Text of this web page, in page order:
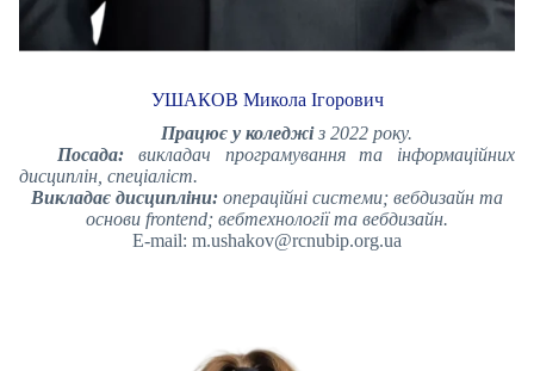
УШАКОВ Микола Ігорович
Працює у коледжіз 2022 року.
Посада: викладач програмування та інформаційних
дисциплін, спеціаліст.
Викладає дисципліни: операційні системи; вебдизайн та
основи frontend; вебтехнології та вебдизайн.
E-mail: m.ushakov@rcnubip.org.ua